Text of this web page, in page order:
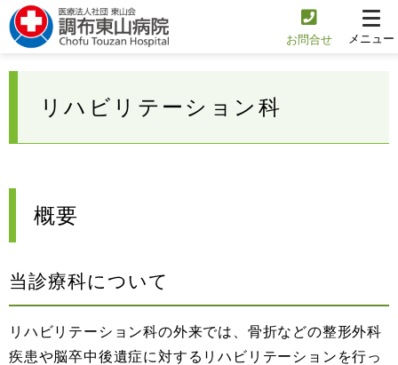
リハビリテーション科
概要
当診療科について
リハビリテーション科の外来では、骨折などの整形外科
疾患や脳卒中後遺症に対するリハビリテーションを行っ
メニュー
お問合せ